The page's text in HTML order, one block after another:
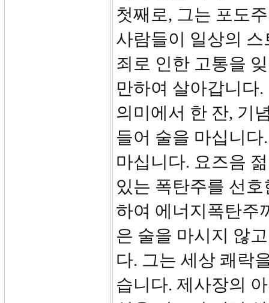
첫째로, 그는 포도
사람들이 일상의
죄로 인한 고통을
만하여 살아갑니다
의미에서 한 잔, 기
들어 술을 마십니
마십니다. 요즈음
있는 폭탄주를 선
하여 에너지폭탄주
은 술을 마시지 않
다. 그는 세상 쾌락
습니다. 제사장의